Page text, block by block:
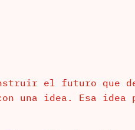
el futuro que
una idea. Esa